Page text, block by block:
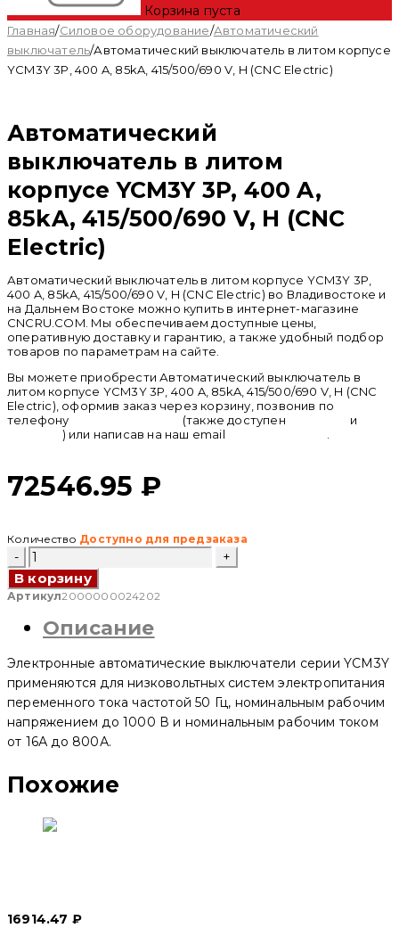
Корзина пуста
Главная/Силовое оборудование/Автоматический
выключатель/Автоматический выключатель в литом корпусе
YCM3Y 3P, 400 A, 85kA, 415/500/690 V, H (CNC Electric)
Автоматический
выключатель в литом
корпусе YCM3Y 3P, 400 A,
85kA, 415/500/690 V, H (CNC
Electric)
Автоматический выключатель в литом корпусе YCM3Y 3P,
400 A, 85kA, 415/500/690 V, H (CNC Electric) во Владивостоке и
на Дальнем Востоке можно купить в интернет-магазине
CNCRU.COM. Мы обеспечиваем доступные цены,
оперативную доставку и гарантию, а также удобный подбор
товаров по параметрам на сайте.
Вы можете приобрести Автоматический выключатель в
литом корпусе YCM3Y 3P, 400 A, 85kA, 415/500/690 V, H (CNC
Electric), оформив заказ через корзину, позвонив по
телефону
(также доступен
и
) или написав на наш email
72546.95 ₽
Количество Доступно для предзаказа
Количество
товара
Автоматический
выключатель
литом
корпусе
3P,
400
85kA,
415/500/690
V,
Electric)
В корзину
Артикул2000000024202
Описание
Электронные автоматические выключатели серии YCM3Y
применяются для низковольтных систем электропитания
переменного тока частотой 50 Гц, номинальным рабочим
напряжением до 1000 В и номинальным рабочим током
от 16А до 800А.
Похожие
16914.47 ₽